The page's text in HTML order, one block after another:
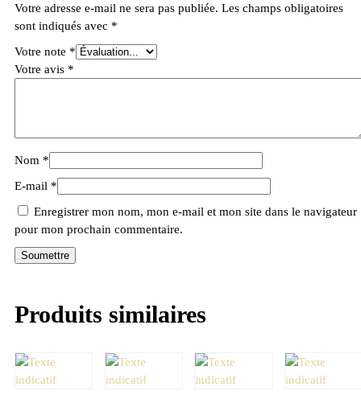
Votre adresse e-mail ne sera pas publiée. Les champs obligatoires
sont indiqués avec *
Votre note *
Votre avis *
Nom *
E-mail *
Enregistrer mon nom, mon e-mail et mon site dans le navigateur
pour mon prochain commentaire.
Produits similaires